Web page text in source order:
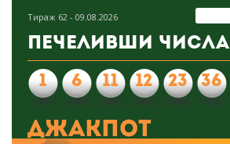
Тираж 62 - 09.08.2026
Печеливши числа
1 6 11 12 23 36
Джакпот